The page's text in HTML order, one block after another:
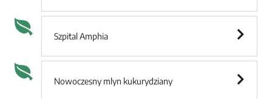
Szpital Amphia
Nowoczesny mlyn kukurydziany